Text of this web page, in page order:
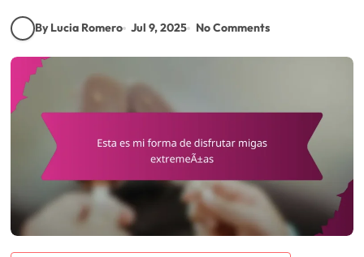
By Lucia Romero Jul 9, 2025 No Comments